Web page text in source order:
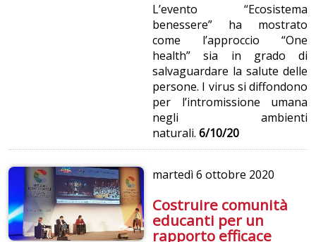
L’evento “Ecosistema
benessere” ha mostrato
come l’approccio “One
health” sia in grado di
salvaguardare la salute delle
persone. I virus si diffondono
per l’intromissione umana
negli ambienti
naturali. 6/10/20
martedì6 ottobre 2020
Costruire comunità
educanti per un
rapporto efficace